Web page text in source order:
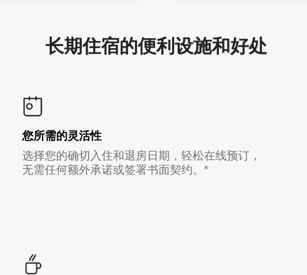
长期住宿的便利设施和好处
您所需的灵活性
选择您的确切入住和退房日期，轻松在线预订，
无需任何额外承诺或签署书面契约。*